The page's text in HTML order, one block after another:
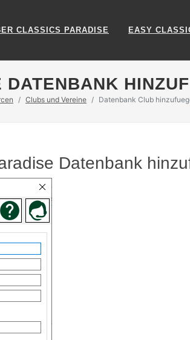
CLASSICS PARADISE EASY
Clubs und Vereine Datenbank Club
Datenbank